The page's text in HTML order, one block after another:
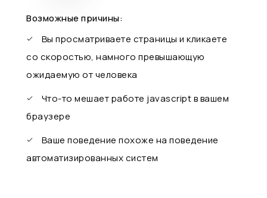
Возможные причины:
Вы просматриваете страницы и кликаете
со скоростью, намного превышающую
ожидаемую от человека
Что-то мешает работе javascript в вашем
браузере
Ваше поведение похоже на поведение
автоматизированных систем